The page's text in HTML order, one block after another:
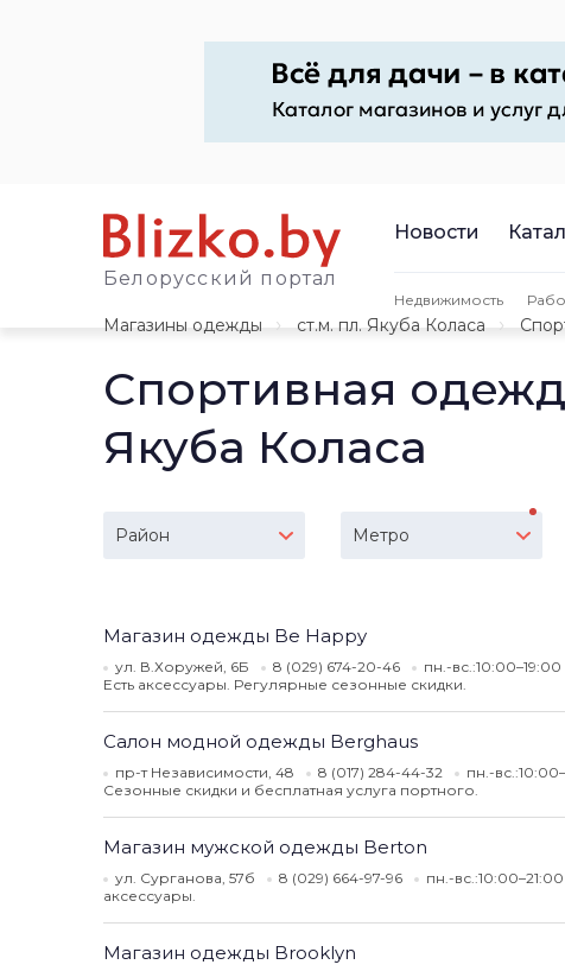
Белорусский портал
Новости
Недвижимость
Магазины одежды
ст.м. пл. Якуба Коласа
Спортивная
Якуба Коласа
Район Метро
Магазин одежды Be Happy
ул. В.Хоружей, 6Б 8 (029) 674-20-46 пн.-вс.:10:00–19:00
Есть аксессуары. Регулярные сезонные скидки.
Салон модной одежды Berghaus
пр-т Независимости, 48 8 (017) 284-44-32 пн.-
Сезонные скидки и бесплатная услуга портного.
Магазин мужской одежды Berton
ул. Сурганова, 57б 8 (029) 664-97-96 пн.-вс.:10:00–21:00
аксессуары.
Магазин одежды Brooklyn